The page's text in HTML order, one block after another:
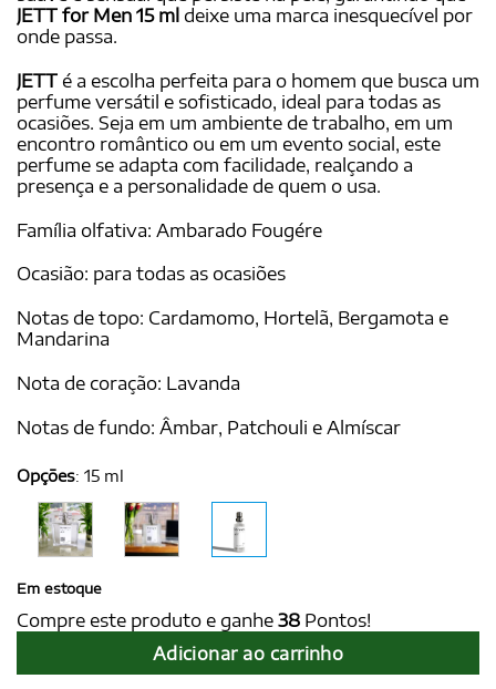
JETT for Men 15 ml deixe uma marca inesquecível por
onde passa.
JETT é a escolha perfeita para o homem que busca um
perfume versátil e sofisticado, ideal para todas as
ocasiões. Seja em um ambiente de trabalho, em um
encontro romântico ou em um evento social, este
perfume se adapta com facilidade, realçando a
presença e a personalidade de quem o usa.
Família olfativa: Ambarado Fougére
Ocasião: para todas as ocasiões
Notas de topo: Cardamomo, Hortelã, Bergamota e
Mandarina
Nota de coração: Lavanda
Notas de fundo: Âmbar, Patchouli e Almíscar
Opções: 15 ml
Em estoque
Compre este produto e ganhe 38 Pontos!
Adicionar ao carrinho